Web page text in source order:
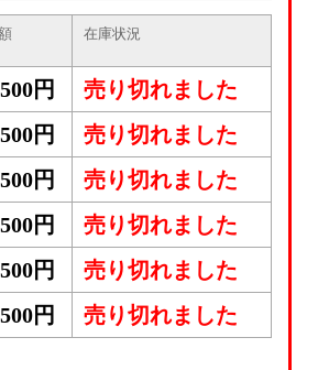
在庫状況
円
売り切れました
円
売り切れました
円
売り切れました
円
売り切れました
円
売り切れました
円 売り切れました